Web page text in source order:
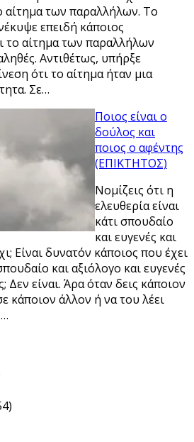
αίτημα των παραλλήλων. Το
επειδή κάποιος
το αίτημα των παραλλήλων
Αντιθέτως, υπήρξε
ότι το αίτημα ήταν μια
Σε…
Ποιος είναι ο
δούλος και
ποιος ο αφέντης
(ΕΠΙΚΤΗΤΟΣ)
Νομίζεις ότι η
ελευθερία είναι
κάτι σπουδαίο
και ευγενές και
Είναι δυνατόν κάποιος που έχει
και αξιόλογο και ευγενές
Δεν είναι. Άρα όταν δεις κάποιον
κάποιον άλλον ή να του λέει